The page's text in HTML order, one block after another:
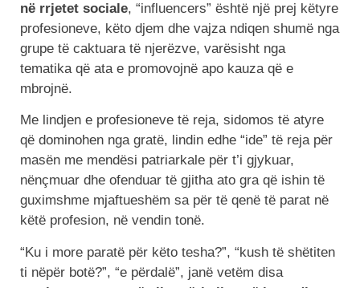
në rrjetet sociale, “influencers” është një prej këtyre
profesioneve, këto djem dhe vajza ndiqen shumë nga
grupe të caktuara të njerëzve, varësisht nga
tematika që ata e promovojnë apo kauza që e
mbrojnë.
Me lindjen e profesioneve të reja, sidomos të atyre
që dominohen nga gratë, lindin edhe “ide” të reja për
masën me mendësi patriarkale për t’i gjykuar,
nënçmuar dhe ofenduar të gjitha ato gra që ishin të
guximshme mjaftueshëm sa për të qenë të parat në
këtë profesion, në vendin tonë.
“Ku i more paratë për këto tesha?”, “kush të shëtiten
ti nëpër botë?”, “e përdalë”, janë vetëm disa